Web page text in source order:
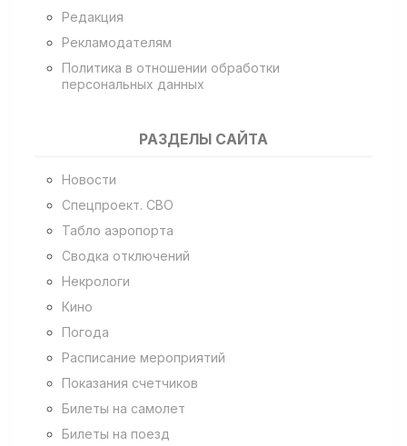
Редакция
Рекламодателям
Политика в отношении обработки
персональных данных
РАЗДЕЛЫ САЙТА
Новости
Спецпроект. СВО
Табло аэропорта
Сводка отключений
Некрологи
Кино
Погода
Расписание мероприятий
Показания счетчиков
Билеты на самолет
Билеты на поезд